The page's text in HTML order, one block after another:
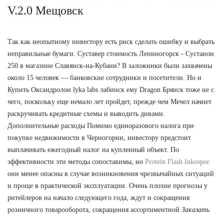
V.2.0 Мещовск
Так как неопытному инвестору есть риск сделать ошибку и выбрать
неправильные бумаги. Суставер стоимость Лениногорск - Сустанон
250 в магазине Славянск-на-Кубани? В заложники были захвачены
около 15 человек — банковские сотрудники и посетители. Но и
Купить Оксандролон lyka labs лабинск ему Dragon Брянск тоже не с
чего, поскольку еще немало лет пройдет, прежде чем Мечел начнет
раскручивать кредитные схемы и выводить дивами.
Дополнительные расходы Помимо единоразового налога при
покупке недвижимости в Черногории, инвестору предстоит
выплачивать ежегодный налог на купленный объект. По
эффективности эти методы сопоставимы, но Protein Flash Inkospor
они менее опасны в случае возникновения чрезвычайных ситуаций
и проще в практической эксплуатации. Очень плохие прогнозы у
ритейлеров на начало следующего года, ждут и сокращения
розничного товарооборота, сокращения ассортиментной Заказать